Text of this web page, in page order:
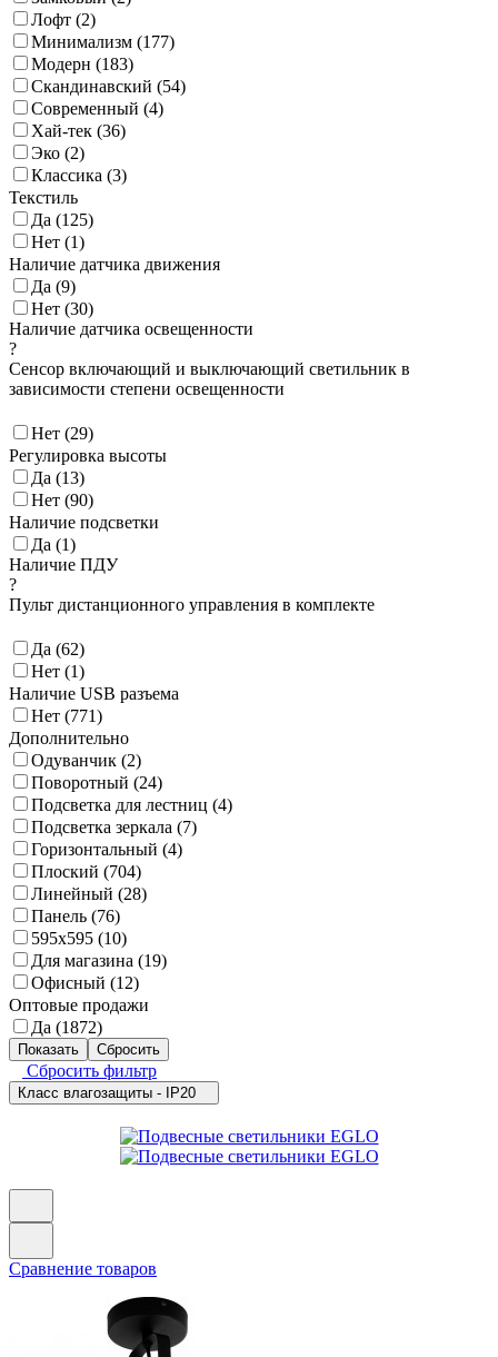
Лофт (2)
Минимализм (177)
Модерн (183)
Скандинавский (54)
Современный (4)
Хай-тек (36)
Эко (2)
Классика (3)
Текстиль
Да (125)
Нет (1)
Наличие датчика движения
Да (9)
Нет (30)
Наличие датчика освещенности
?
Сенсор включающий и выключающий светильник в
зависимости степени освещенности
Нет (29)
Регулировка высоты
Да (13)
Нет (90)
Наличие подсветки
Да (1)
Наличие ПДУ
?
Пульт дистанционного управления в комплекте
Да (62)
Нет (1)
Наличие USB разъема
Нет (771)
Дополнительно
Одуванчик (2)
Поворотный (24)
Подсветка для лестниц (4)
Подсветка зеркала (7)
Горизонтальный (4)
Плоский (704)
Линейный (28)
Панель (76)
595x595 (10)
Для магазина (19)
Офисный (12)
Оптовые продажи
Да (1872)
Сбросить фильтр
Класс влагозащиты - IP20
Сравнение товаров